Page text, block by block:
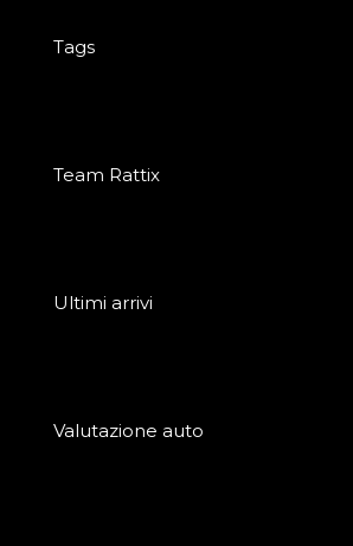
Tags
Team Rattix
Ultimi arrivi
Valutazione auto